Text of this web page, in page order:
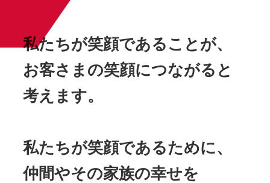
私たちが笑顔であることが、
お客さまの笑顔につながると
考えます。
私たちが笑顔であるために、
仲間やその家族の幸せを